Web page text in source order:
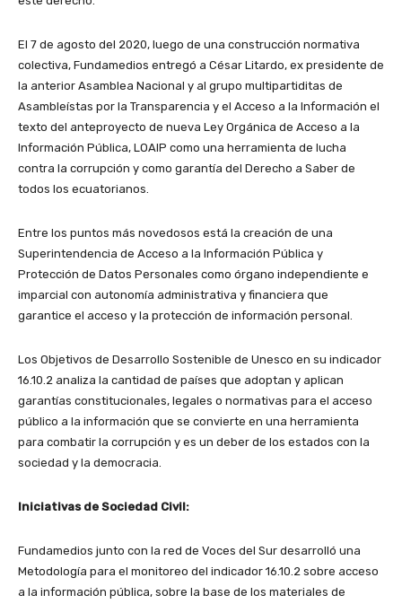
El 7 de agosto del 2020, luego de una construcción normativa
colectiva, Fundamedios entregó a César Litardo, ex presidente de
la anterior Asamblea Nacional y al grupo multipartiditas de
Asambleístas por la Transparencia y el Acceso a la Información el
texto del anteproyecto de nueva Ley Orgánica de Acceso a la
Información Pública, LOAIP como una herramienta de lucha
contra la corrupción y como garantía del Derecho a Saber de
todos los ecuatorianos.
Entre los puntos más novedosos está la creación de una
Superintendencia de Acceso a la Información Pública y
Protección de Datos Personales como órgano independiente e
imparcial con autonomía administrativa y financiera que
garantice el acceso y la protección de información personal.
Los Objetivos de Desarrollo Sostenible de Unesco en su indicador
16.10.2 analiza la cantidad de países que adoptan y aplican
garantías constitucionales, legales o normativas para el acceso
público a la información que se convierte en una herramienta
para combatir la corrupción y es un deber de los estados con la
sociedad y la democracia.
Iniciativas de Sociedad Civil:
Fundamedios junto con la red de Voces del Sur desarrolló una
Metodología para el monitoreo del indicador 16.10.2 sobre acceso
a la información pública, sobre la base de los materiales de